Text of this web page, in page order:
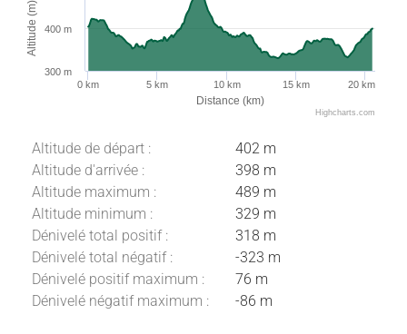
Distance (km)
Altitude (m)
0 km 5 km 10 km 15 km 20 km
300 m
400 m
Highcharts.com
Altitude de départ :
402 m
Altitude d'arrivée :
398 m
Altitude maximum :
489 m
Altitude minimum :
329 m
Dénivelé total positif :
318 m
Dénivelé total négatif :
-323 m
Dénivelé positif maximum :
76 m
Dénivelé négatif maximum :
-86 m